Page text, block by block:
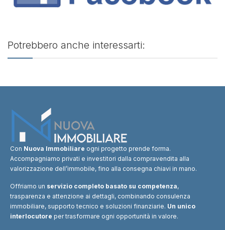
Potrebbero anche interessarti:
Con Nuova Immobiliare ogni progetto prende forma.
Accompagniamo privati e investitori dalla compravendita alla
valorizzazione dell’immobile, fino alla consegna chiavi in mano.
Offriamo un servizio completo basato su competenza,
trasparenza e attenzione ai dettagli, combinando consulenza
immobiliare, supporto tecnico e soluzioni finanziarie. Un unico
interlocutore per trasformare ogni opportunità in valore.